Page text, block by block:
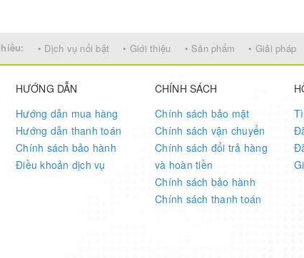
• Dịch vụ nổi bật • Giới thiệu • Sản phẩm • Giải pháp
HƯỚNG DẪN
Hướng dẫn mua hàng
Hướng dẫn thanh toán
Chính sách bảo hành
Điều khoản dịch vụ
CHÍNH SÁCH
Chính sách bảo mật
Chính sách vận chuyển
Chính sách đổi trả hàng
và hoàn tiền
Chính sách bảo hành
Chính sách thanh toán